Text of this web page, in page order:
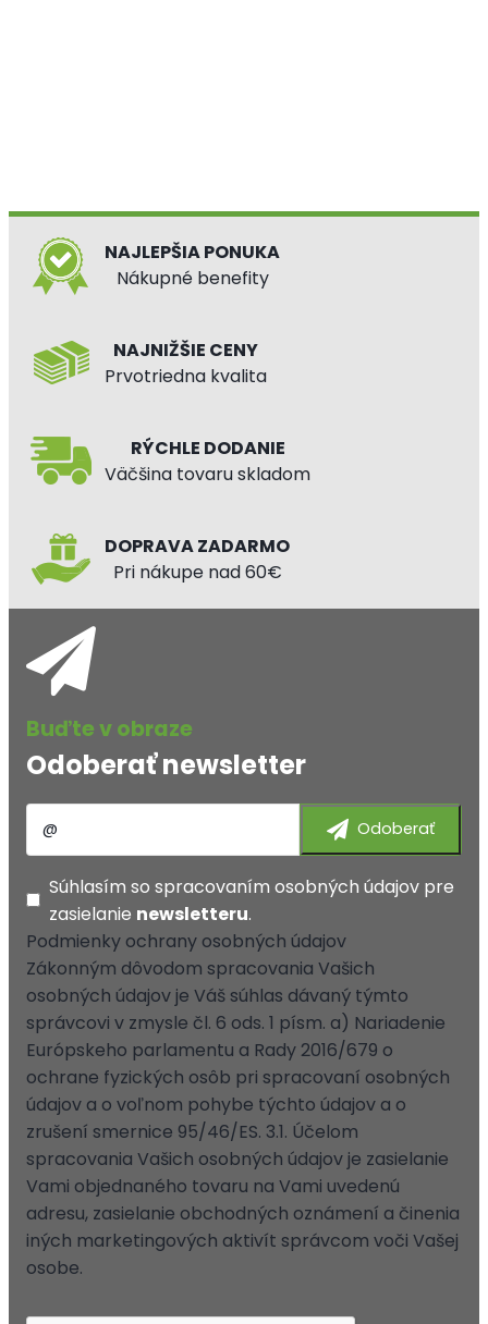
NAJLEPŠIA PONUKA
Nákupné benefity
NAJNIŽŠIE CENY
Prvotriedna kvalita
RÝCHLE DODANIE
Väčšina tovaru skladom
DOPRAVA ZADARMO
Pri nákupe nad 60€
Odoberať newsletter
Súhlasím so spracovaním osobných údajov pre
zasielanie newsletteru.
Podmienky ochrany osobných údajov
Zákonným dôvodom spracovania Vašich
osobných údajov je Váš súhlas dávaný týmto
správcovi v zmysle čl. 6 ods. 1 písm. a) Nariadenie
Európskeho parlamentu a Rady 2016/679 o
ochrane fyzických osôb pri spracovaní osobných
údajov a o voľnom pohybe týchto údajov a o
zrušení smernice 95/46/ES. 3.1. Účelom
spracovania Vašich osobných údajov je zasielanie
Vami objednaného tovaru na Vami uvedenú
adresu, zasielanie obchodných oznámení a činenia
iných marketingových aktivít správcom voči Vašej
osobe.